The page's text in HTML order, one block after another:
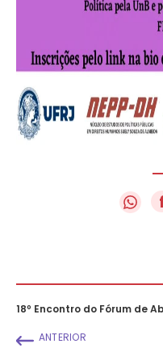
18º Encontro do Fórum de
ANTERIOR